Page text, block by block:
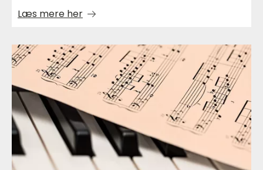
Læs mere her